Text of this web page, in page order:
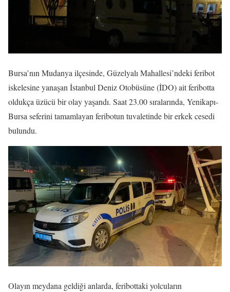
Bursa’nın Mudanya ilçesinde, Güzelyalı Mahallesi’ndeki feribot
iskelesine yanaşan İstanbul Deniz Otobüsüne (İDO) ait feribotta
oldukça üzücü bir olay yaşandı. Saat 23.00 sıralarında, Yenikapı-
Bursa seferini tamamlayan feribotun tuvaletinde bir erkek cesedi
bulundu.
Olayın meydana geldiği anlarda, feribottaki yolcuların